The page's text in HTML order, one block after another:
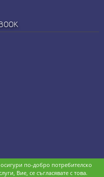
по-добро потребителско
Вие, се съгласявате с това.